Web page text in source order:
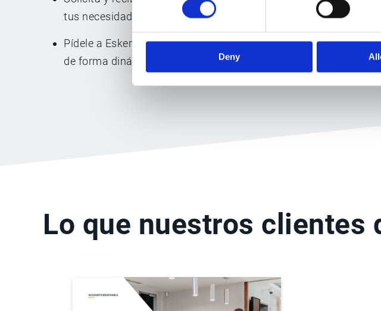
Deny
tus necesidades
Pídele a Esker Synergy AI que (re)priorice las revisiones
de forma dinámica
Lo que nuestros clientes